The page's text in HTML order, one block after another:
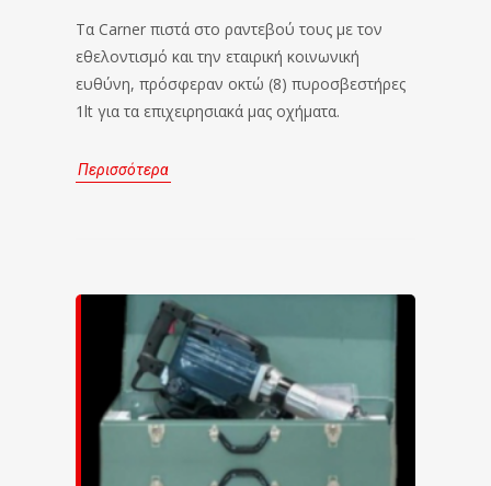
Τα Carner πιστά στο ραντεβού τους με τον
εθελοντισμό και την εταιρική κοινωνική
ευθύνη, πρόσφεραν οκτώ (8) πυροσβεστήρες
1lt για τα επιχειρησιακά μας οχήματα.
Περισσότερα